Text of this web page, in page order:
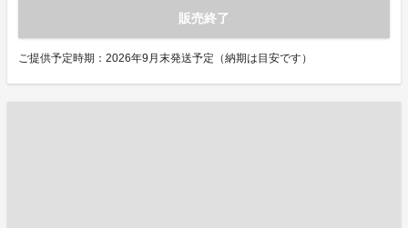
販売終了
ご提供予定時期：2026年9月末発送予定（納期は目安です）